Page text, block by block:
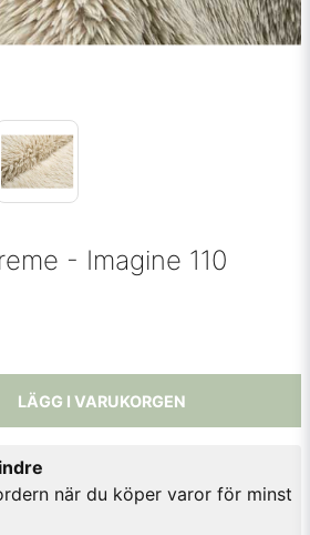
- Imagine 110
LÄGG I VARUKORGEN
när du köper varor för minst